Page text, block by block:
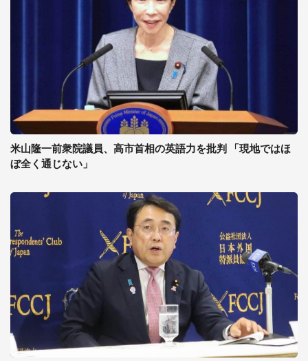
米山隆一前衆院議員、高市首相の英語力を批判 「現地ではほ
ぼ全く通じない」